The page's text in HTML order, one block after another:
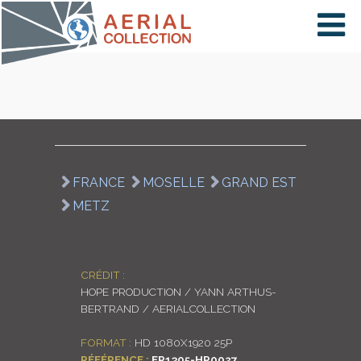
×
FRANCE MOSELLE
GRAND EST
METZ
CRÉDIT :
HOPE PRODUCTION / YANN ARTHUS-
BERTRAND / AERIALCOLLECTION
FORMAT : HD 1080X1920 25P